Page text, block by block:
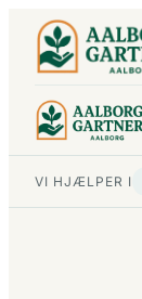
Spring
VI HJÆLPER I